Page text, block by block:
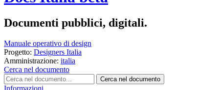
Documenti pubblici, digitali.
Manuale operativo di design
Progetto: Designers Italia
Amministrazione: italia
Cerca nel documento
Cerca nel documento
Informazioni